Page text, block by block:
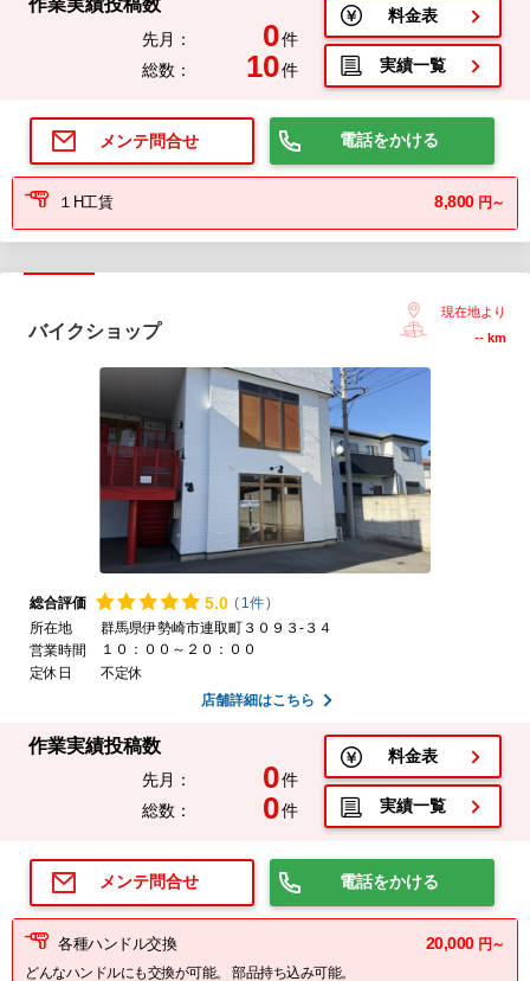
作業実績投稿数
先月： 0件
総数：
10件
料金表
実績一覧
メンテ問合せ 電話をかける
１H工賃 8,800 円～
バイクショップ
現在地より
-- km
総合評価 5.0 ( 1件)
所在地
群馬県伊勢崎市連取町３０９３-３４
営業時間
１０：００～２０：００
定休日
不定休
店舗詳細はこちら
作業実績投稿数
先月： 0件
総数：
0件
料金表
実績一覧
メンテ問合せ 電話をかける
各種ハンドル交換 20,000 円～
どんなハンドルにも交換が可能。 部品持ち込み可能。